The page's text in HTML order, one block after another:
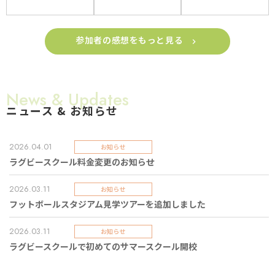
参加者の感想をもっと見る
News & Updates
ニュース & お知らせ
2026.04.01 お知らせ
ラグビースクール料金変更のお知らせ
2026.03.11 お知らせ
フットボールスタジアム見学ツアーを追加しました
2026.03.11 お知らせ
ラグビースクールで初めてのサマースクール開校